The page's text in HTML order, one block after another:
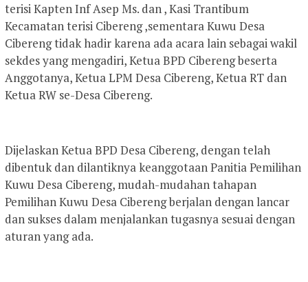
terisi Kapten Inf Asep Ms. dan , Kasi Trantibum
Kecamatan terisi Cibereng ,sementara Kuwu Desa
Cibereng tidak hadir karena ada acara lain sebagai wakil
sekdes yang mengadiri, Ketua BPD Cibereng beserta
Anggotanya, Ketua LPM Desa Cibereng, Ketua RT dan
Ketua RW se-Desa Cibereng.
Dijelaskan Ketua BPD Desa Cibereng, dengan telah
dibentuk dan dilantiknya keanggotaan Panitia Pemilihan
Kuwu Desa Cibereng, mudah-mudahan tahapan
Pemilihan Kuwu Desa Cibereng berjalan dengan lancar
dan sukses dalam menjalankan tugasnya sesuai dengan
aturan yang ada.